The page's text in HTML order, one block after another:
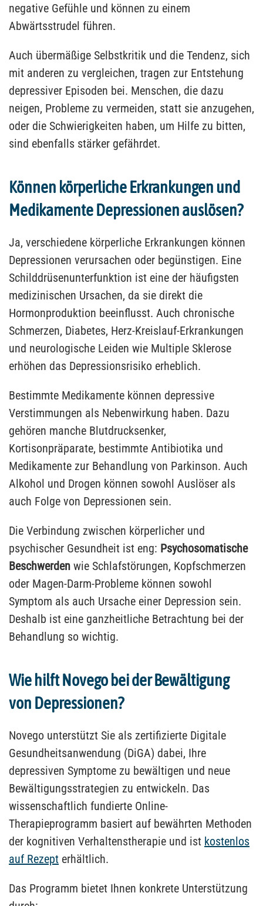
negative Gefühle und können zu einem
Abwärtsstrudel führen.
Auch übermäßige Selbstkritik und die Tendenz, sich
mit anderen zu vergleichen, tragen zur Entstehung
depressiver Episoden bei. Menschen, die dazu
neigen, Probleme zu vermeiden, statt sie anzugehen,
oder die Schwierigkeiten haben, um Hilfe zu bitten,
sind ebenfalls stärker gefährdet.
Können körperliche Erkrankungen und
Medikamente Depressionen auslösen?
Ja, verschiedene körperliche Erkrankungen können
Depressionen verursachen oder begünstigen. Eine
Schilddrüsenunterfunktion ist eine der häufigsten
medizinischen Ursachen, da sie direkt die
Hormonproduktion beeinflusst. Auch chronische
Schmerzen, Diabetes, Herz-Kreislauf-Erkrankungen
und neurologische Leiden wie Multiple Sklerose
erhöhen das Depressionsrisiko erheblich.
Bestimmte Medikamente können depressive
Verstimmungen als Nebenwirkung haben. Dazu
gehören manche Blutdrucksenker,
Kortisonpräparate, bestimmte Antibiotika und
Medikamente zur Behandlung von Parkinson. Auch
Alkohol und Drogen können sowohl Auslöser als
auch Folge von Depressionen sein.
Die Verbindung zwischen körperlicher und
psychischer Gesundheit ist eng: Psychosomatische
Beschwerden wie Schlafstörungen, Kopfschmerzen
oder Magen-Darm-Probleme können sowohl
Symptom als auch Ursache einer Depression sein.
Deshalb ist eine ganzheitliche Betrachtung bei der
Behandlung so wichtig.
Wie hilft Novego bei der Bewältigung
von Depressionen?
Novego unterstützt Sie als zertifizierte Digitale
Gesundheitsanwendung (DiGA) dabei, Ihre
depressiven Symptome zu bewältigen und neue
Bewältigungsstrategien zu entwickeln. Das
wissenschaftlich fundierte Online-
Therapieprogramm basiert auf bewährten Methoden
der kognitiven Verhaltenstherapie und ist kostenlos
auf Rezept erhältlich.
Das Programm bietet Ihnen konkrete Unterstützung